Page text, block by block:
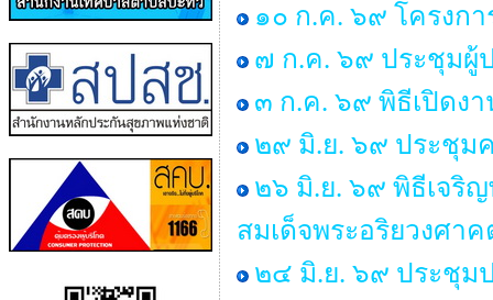
๑๐ ก.ค. ๖๙ โครงก
๗ ก.ค. ๖๙ ประชุมผู้
๓ ก.ค. ๖๙ พิธีเปิดงา
๒๙ มิ.ย. ๖๙ ประชุม
๒๖ มิ.ย. ๖๙ พิธีเจริ
สมเด็จพระอริยวงศ
๒๔ มิ.ย. ๖๙ ประชุม